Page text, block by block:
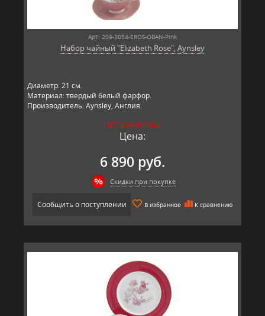
Арт: 209-3054-EROS-OBAN-Pink
Набор чайный "Elizabeth Rose", Aynsley
Диаметр: 21 см.
Материал: твердый белый фарфор.
Производитель: Aynsley, Англия.
НЕТ В НАЛИЧИИ
Цена:
6 890 руб.
Скидки при покупке
Сообщить о поступлении В избранное К сравнению